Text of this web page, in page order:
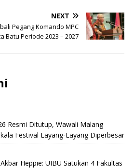
NEXT
Pegang Komando MPC
Batu Periode 2023 – 2027
Resmi Ditutup, Wawali Malang
Festival Layang-Layang Diperbesar
Heppie: UIBU Satukan 4 Fakultas